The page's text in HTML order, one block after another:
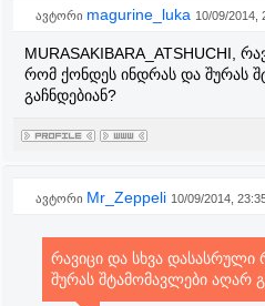
ავტორი magurine_luka 10/09/2014,
MURASAKIBARA_ATSHUCHI,
რომ ქონდეს ინდრას და შურას
გაჩნდებიან?
ავტორი Mr_Zeppeli 10/09/2014,
რავიცი და სხვა
შურას შტამომავლები აღარ